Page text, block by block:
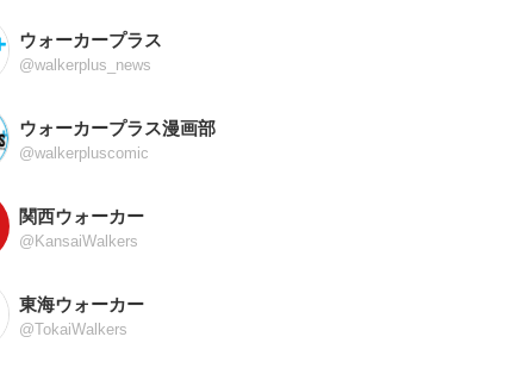
ウォーカープラス
@walkerplus_news
ウォーカープラス漫画部
@walkerpluscomic
関西ウォーカー
@KansaiWalkers
東海ウォーカー
@TokaiWalkers